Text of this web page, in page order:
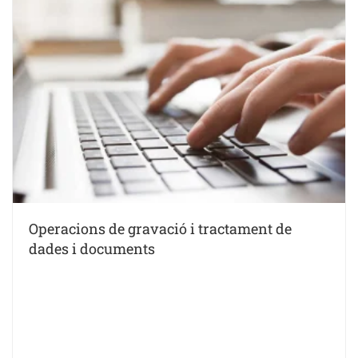
Operacions de gravació i tractament de
dades i documents